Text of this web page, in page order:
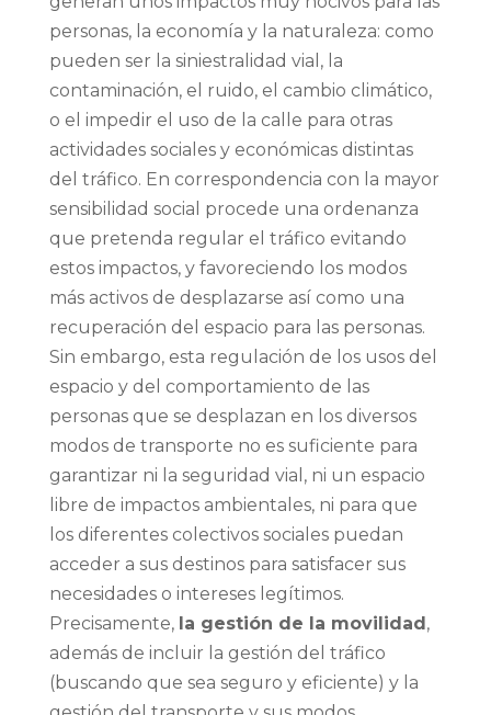
personas, la economía y la naturaleza: como
pueden ser la siniestralidad vial, la
contaminación, el ruido, el cambio climático,
o el impedir el uso de la calle para otras
actividades sociales y económicas distintas
del tráfico. En correspondencia con la mayor
sensibilidad social procede una ordenanza
que pretenda regular el tráfico evitando
estos impactos, y favoreciendo los modos
más activos de desplazarse así como una
recuperación del espacio para las personas.
Sin embargo, esta regulación de los usos del
espacio y del comportamiento de las
personas que se desplazan en los diversos
modos de transporte no es suficiente para
garantizar ni la seguridad vial, ni un espacio
libre de impactos ambientales, ni para que
los diferentes colectivos sociales puedan
acceder a sus destinos para satisfacer sus
necesidades o intereses legítimos.
Precisamente, la gestión de la movilidad ,
además de incluir la gestión del tráfico
(buscando que sea seguro y eficiente) y la